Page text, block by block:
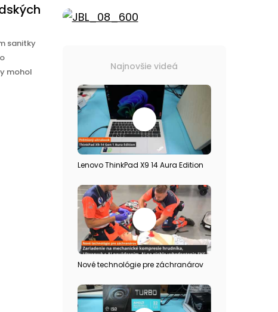
sanitky
mohol
Najnovšie videá
Lenovo ThinkPad X9 14 Aura Edition
Nové technológie pre záchranárov